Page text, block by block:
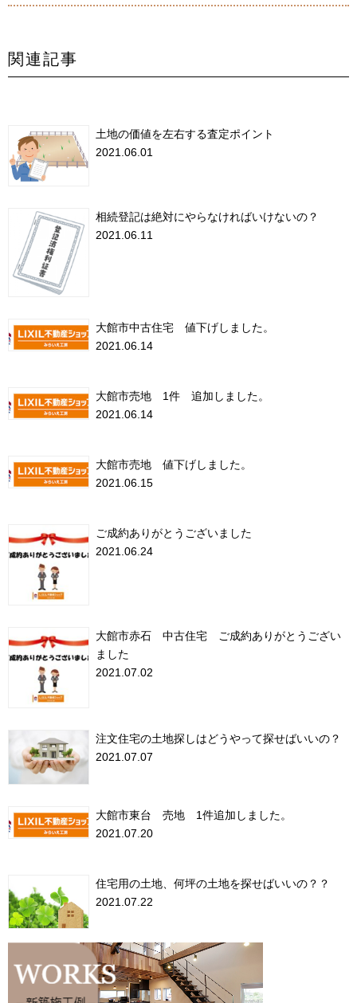
関連記事
土地の価値を左右する査定ポイント
2021.06.01
相続登記は絶対にやらなければいけないの？
2021.06.11
大館市中古住宅 値下げしました。
2021.06.14
大館市売地 1件 追加しました。
2021.06.14
大館市売地 値下げしました。
2021.06.15
ご成約ありがとうございました
2021.06.24
大館市赤石 中古住宅 ご成約ありがとうござい
ました
2021.07.02
注文住宅の土地探しはどうやって探せばいいの？
2021.07.07
大館市東台 売地 1件追加しました。
2021.07.20
住宅用の土地、何坪の土地を探せばいいの？？
2021.07.22